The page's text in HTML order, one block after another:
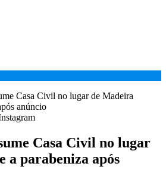
Casa Civil no lugar
a parabeniza após